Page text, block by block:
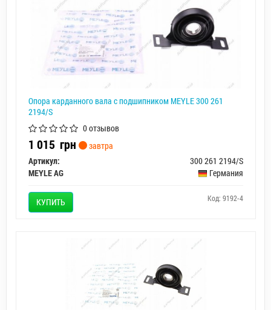
Опора карданного вала с подшипником MEYLE 300 261
2194/S
0 отзывов
1 015 грн
завтра
Артикул:
300 261 2194/S
MEYLE AG
Германия
КУПИТЬ Код: 9192-4